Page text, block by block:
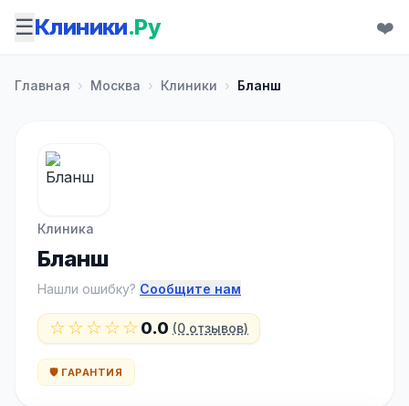
☰Клиники.Ру ❤️
Главная › Москва › Клиники › Бланш
Клиника
Бланш
Нашли ошибку? Сообщите нам
☆☆☆☆☆0.0 (0 отзывов)
🛡️ ГАРАНТИЯ